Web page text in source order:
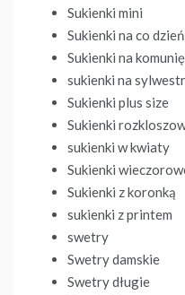
Sukienki mini
Sukienki na co dzień
Sukienki na komunię
sukienki na
Sukienki plus size
Sukienki
sukienki w kwiaty
Sukienki
Sukienki z koronką
sukienki z printem
swetry
Swetry damskie
Swetry długie